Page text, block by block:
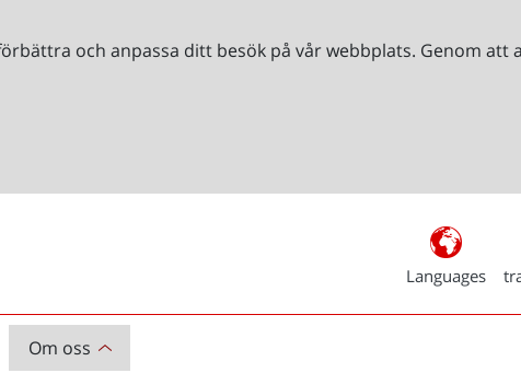
och anpassa ditt besök på vår webbplats. Genom att
Languages
Om oss